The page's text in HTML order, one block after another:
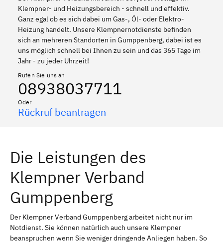
Klempner- und Heizungsbereich - schnell und effektiv.
Ganz egal ob es sich dabei um Gas-, Öl- oder Elektro-
Heizung handelt. Unsere Klempnernotdienste befinden
sich an mehreren Standorten in Gumppenberg, dabei ist es
uns möglich schnell bei Ihnen zu sein und das 365 Tage im
Jahr - zu jeder Uhrzeit!
Rufen Sie uns an
08938037711
Oder
Rückruf beantragen
Die Leistungen des
Klempner Verband
Gumppenberg
Der Klempner Verband Gumppenberg arbeitet nicht nur im
Notdienst. Sie können natürlich auch unsere Klempner
beanspruchen wenn Sie weniger dringende Anliegen haben. So